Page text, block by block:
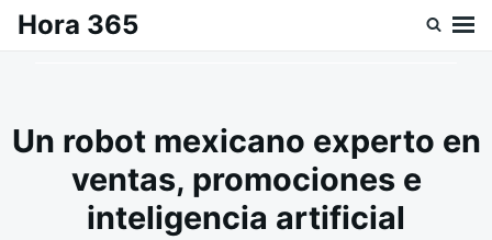
SaltarBuscar:
Hora 365
Un robot mexicano experto en
ventas, promociones e
inteligencia artificial